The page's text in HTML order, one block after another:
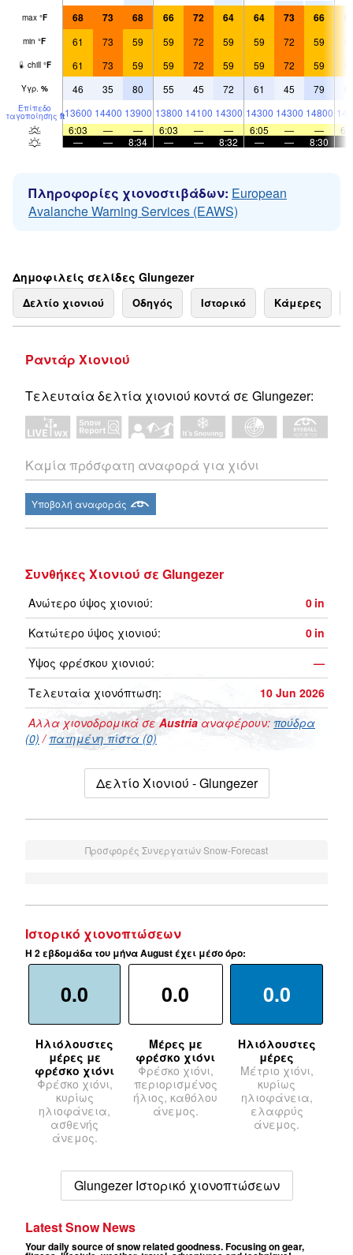
max °F 68 73 68 66 72 64 64 73 66
min °F 61 73 59 59 72 59 59 72 59
chill °F 61 73 59 59 72 59 59 72 59
Υγρ. % 46 35 80 55 45 72 61 45 79
Επίπεδο
παγοποίησης ft13600 14400 13900 13800 14100 14300 14300 14300 14800
6:03
— — 6:03 — — 6:05 — —
—
— 8:34 — — 8:32 — — 8:30
Πληροφορίες χιονοστιβάδων: European
Avalanche Warning Services (EAWS)
Δημοφιλείς σελίδες Glungezer
Δελτίο χιονιού Οδηγός Ιστορικό Κάμερες
Ραντάρ Χιονιού
Τελευταία δελτία χιονιού κοντά σε Glungezer:
Καμία πρόσφατη αναφορά για χιόνι
Υποβολή αναφοράς
Συνθήκες Χιονιού σε Glungezer
Ανώτερο ύψος χιονιού: 0 in
Κατώτερο ύψος χιονιού:
0 in
Ύψος φρέσκου χιονιού:
—
Τελευταία χιονόπτωση:
10 Jun 2026
Αλλα χιονοδρομικά σεAustria αναφέρουν: πούδρα
(0) /πατημένη πίστα (0)
Δελτίο Χιονιού - Glungezer
Προσφορές Συνεργατών Snow-Forecast
Ιστορικό χιονοπτώσεων
Η 2 εβδομάδα του μήνα August έχει μέσο όρο:
0.0
Ηλιόλουστες
μέρες με
φρέσκο χιόνι
Φρέσκο χιόνι,
κυρίως
ηλιοφάνεια,
ασθενής
άνεμος.
0.0
Μέρες με
φρέσκο χιόνι
Φρέσκο χιόνι,
περιορισμένος
ήλιος, καθόλου
άνεμος.
0.0
Ηλιόλουστες
μέρες
Μέτριο χιόνι,
κυρίως
ηλιοφάνεια,
ελαφρύς
άνεμος.
Glungezer Ιστορικό χιονοπτώσεων